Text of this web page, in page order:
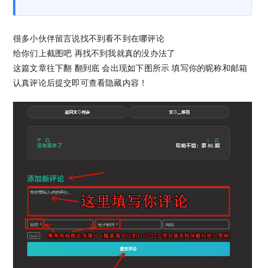
很多小伙伴留言说找不到看不到在哪评论
给你们上截图吧 再找不到我就真的没办法了
这篇文章往下翻 翻到底 会出现如下图所示 填写你的昵称和邮箱
认真评论后提交即可查看隐藏内容！